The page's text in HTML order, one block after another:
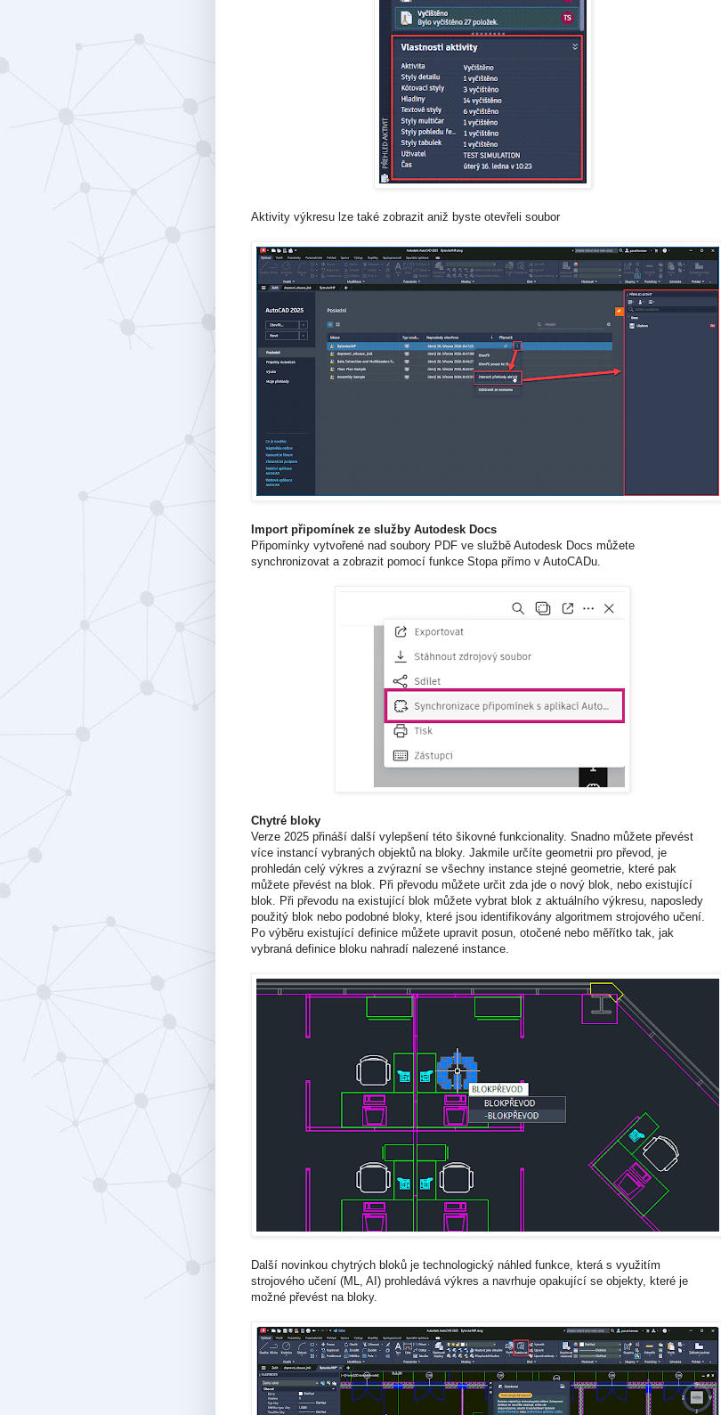
Aktivity výkresu lze také zobrazit aniž byste otevřeli soubor
Import připomínek ze služby Autodesk Docs
Připomínky vytvořené nad soubory PDF ve službě Autodesk Docs můžete
synchronizovat a zobrazit pomocí funkce Stopa přímo v AutoCADu.
Chytré bloky
Verze 2025 přináší další vylepšení této šikovné funkcionality. Snadno můžete převést
více instancí vybraných objektů na bloky. Jakmile určíte geometrii pro převod, je
prohledán celý výkres a zvýrazní se všechny instance stejné geometrie, které pak
můžete převést na blok. Při převodu můžete určit zda jde o nový blok, nebo existující
blok. Při převodu na existující blok můžete vybrat blok z aktuálního výkresu, naposledy
použitý blok nebo podobné bloky, které jsou identifikovány algoritmem strojového učení.
Po výběru existující definice můžete upravit posun, otočené nebo měřítko tak, jak
vybraná definice bloku nahradí nalezené instance.
Další novinkou chytrých bloků je technologický náhled funkce, která s využitím
strojového učení (ML, AI) prohledává výkres a navrhuje opakující se objekty, které je
možné převést na bloky.